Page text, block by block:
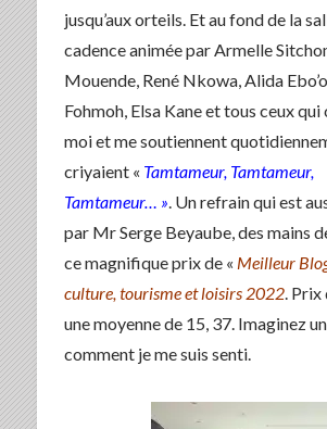
jusqu’aux orteils. Et au fond de la
cadence animée par Armelle
Mouende, René Nkowa, Alida
Fohmoh, Elsa Kane et tous ceux
moi et me soutiennent
criyaient « Tamtameur, Tamtameur,
Tamtameur… » . Un refrain qui est
par Mr Serge Beyaube, des mains
ce magnifique prix de « Meilleur
culture, tourisme et loisirs 2022. Prix
une moyenne de 15, 37. Imaginez
comment je me suis senti.